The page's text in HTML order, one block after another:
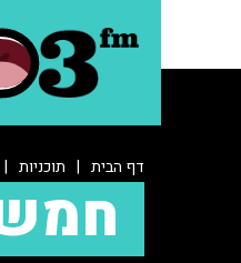
דף הבית | תוכניות |